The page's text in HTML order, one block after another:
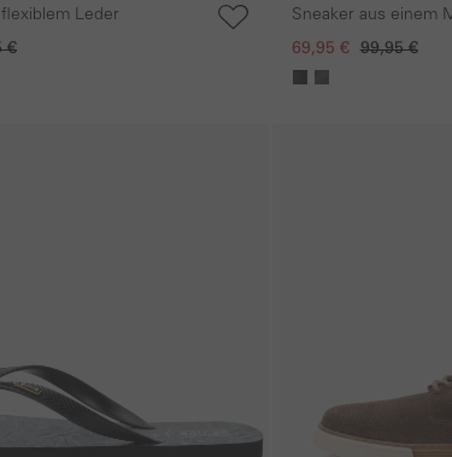
Leder
€
Sneaker aus einem
69,95 € 99,95 €